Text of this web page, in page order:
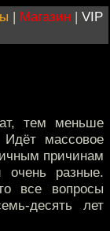
| Магазин | VIP
тем меньше
массовое
причинам
разные.
все вопросы
десять лет